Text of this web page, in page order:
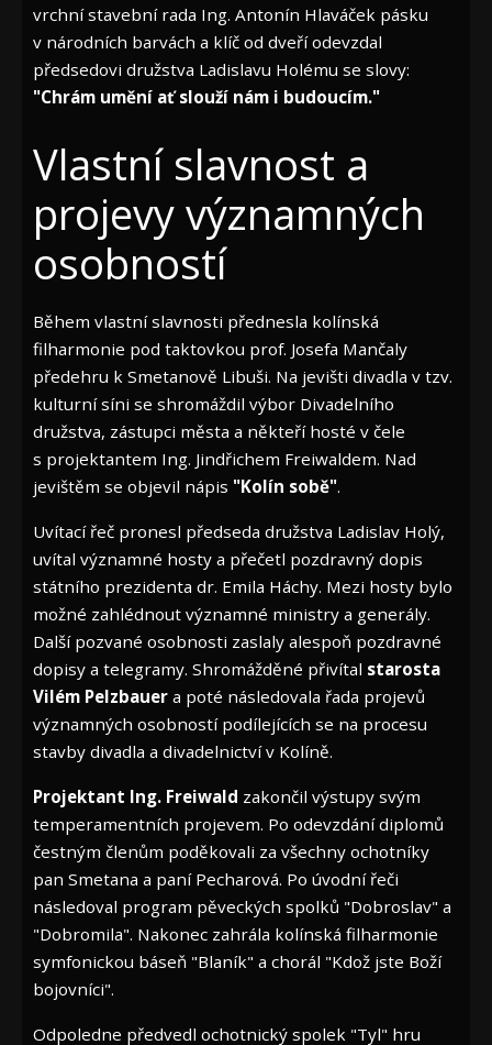
vrchní stavební rada Ing. Antonín Hlaváček pásku
v národních barvách a klíč od dveří odevzdal
předsedovi družstva Ladislavu Holému se slovy:
"Chrám umění ať slouží nám i budoucím."
Vlastní slavnost a
projevy významných
osobností
Během vlastní slavnosti přednesla kolínská
filharmonie pod taktovkou prof. Josefa Mančaly
předehru k Smetanově Libuši. Na jevišti divadla v tzv.
kulturní síni se shromáždil výbor Divadelního
družstva, zástupci města a někteří hosté v čele
s projektantem Ing. Jindřichem Freiwaldem. Nad
jevištěm se objevil nápis "Kolín sobě".
Uvítací řeč pronesl předseda družstva Ladislav Holý,
uvítal významné hosty a přečetl pozdravný dopis
státního prezidenta dr. Emila Háchy. Mezi hosty bylo
možné zahlédnout významné ministry a generály.
Další pozvané osobnosti zaslaly alespoň pozdravné
dopisy a telegramy. Shromážděné přivítal starosta
Vilém Pelzbauer a poté následovala řada projevů
významných osobností podílejících se na procesu
stavby divadla a divadelnictví v Kolíně.
Projektant Ing. Freiwald zakončil výstupy svým
temperamentních projevem. Po odevzdání diplomů
čestným členům poděkovali za všechny ochotníky
pan Smetana a paní Pecharová. Po úvodní řeči
následoval program pěveckých spolků "Dobroslav" a
"Dobromila". Nakonec zahrála kolínská filharmonie
symfonickou báseň "Blaník" a chorál "Kdož jste Boží
bojovníci".
Odpoledne předvedl ochotnický spolek "Tyl" hru